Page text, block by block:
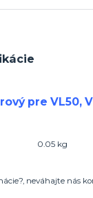
pre VL50,
0.05 kg
neváhajte nás